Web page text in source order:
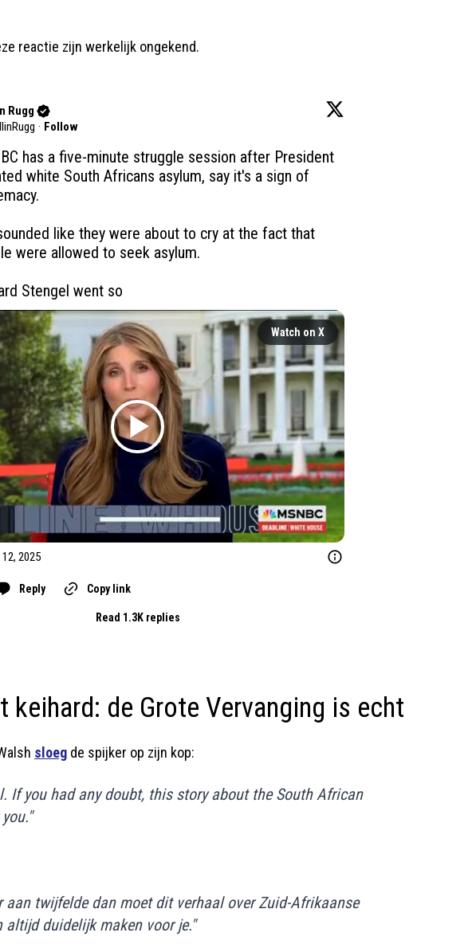
reactie zijn werkelijk ongekend.
Rugg
· Follow
has a five-minute struggle session after President
white South Africans asylum, say it's a sign of
like they were about to cry at the fact that
were allowed to seek asylum.
Stengel went so
Watch on X
12, 2025
Reply Copy link
Read 1.3K replies
keihard: de Grote Vervanging is echt
sloeg de spijker op zijn kop:
If you had any doubt, this story about the South African
aan twijfelde dan moet dit verhaal over Zuid-Afrikaanse
altijd duidelijk maken voor je."